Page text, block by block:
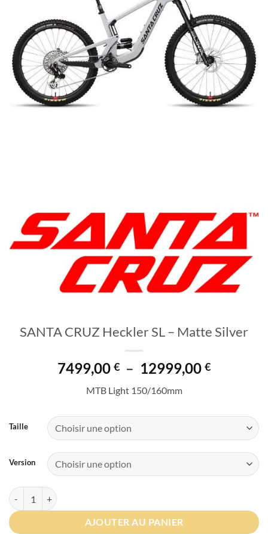
SANTA CRUZ Heckler SL – Matte Silver
7499,00 € – 12999,00 €Plage
MTB Light 150/160mm
Taille
Version
quantité de SANTA CRUZ Heckler SL - Matte Silver
AJOUTER AU PANIER